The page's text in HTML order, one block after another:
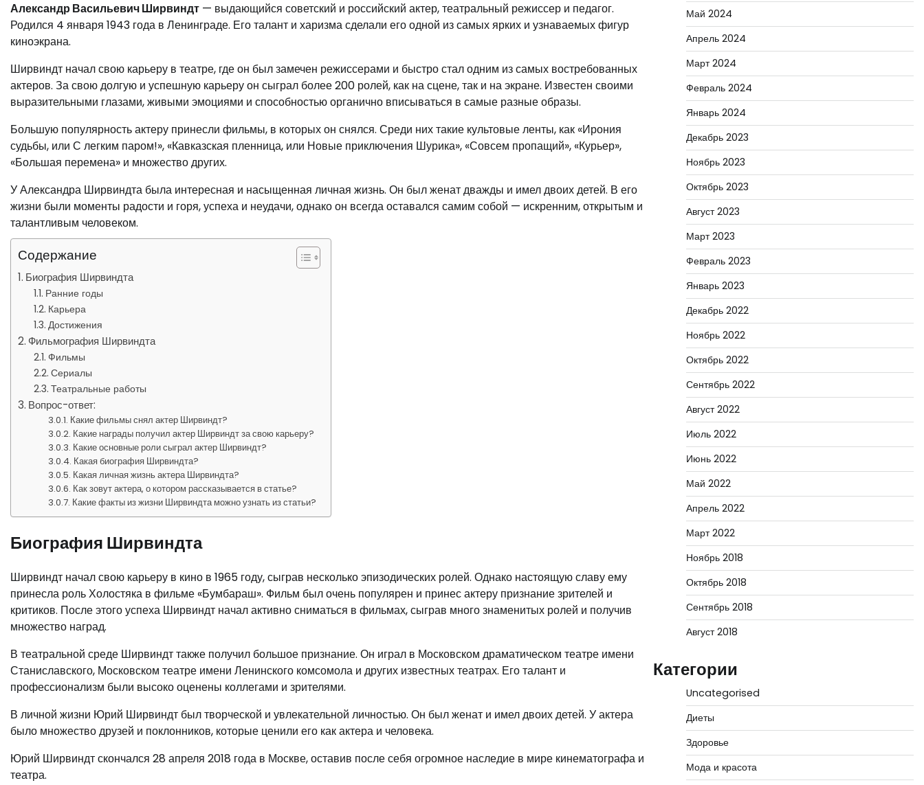
Александр Васильевич Ширвиндт — выдающийся советский и российский актер, театральный режиссер и педагог.
Родился 4 января 1943 года в Ленинграде. Его талант и харизма сделали его одной из самых ярких и узнаваемых фигур
киноэкрана.
Ширвиндт начал свою карьеру в театре, где он был замечен режиссерами и быстро стал одним из самых востребованных
актеров. За свою долгую и успешную карьеру он сыграл более 200 ролей, как на сцене, так и на экране. Известен своими
выразительными глазами, живыми эмоциями и способностью органично вписываться в самые разные образы.
Большую популярность актеру принесли фильмы, в которых он снялся. Среди них такие культовые ленты, как «Ирония
судьбы, или С легким паром!», «Кавказская пленница, или Новые приключения Шурика», «Совсем пропащий», «Курьер»,
«Большая перемена» и множество других.
У Александра Ширвиндта была интересная и насыщенная личная жизнь. Он был женат дважды и имел двоих детей. В его
жизни были моменты радости и горя, успеха и неудачи, однако он всегда оставался самим собой — искренним, открытым и
талантливым человеком.
Содержание
Биография Ширвиндта
Ранние годы
Карьера
Достижения
Фильмография Ширвиндта
Фильмы
Сериалы
Театральные работы
Вопрос-ответ:
Какие фильмы снял актер Ширвиндт?
Какие награды получил актер Ширвиндт за свою карьеру?
Какие основные роли сыграл актер Ширвиндт?
Какая биография Ширвиндта?
Какая личная жизнь актера Ширвиндта?
Как зовут актера, о котором рассказывается в статье?
Какие факты из жизни Ширвиндта можно узнать из статьи?
Биография Ширвиндта
Ширвиндт начал свою карьеру в кино в 1965 году, сыграв несколько эпизодических ролей. Однако настоящую славу ему
принесла роль Холостяка в фильме «Бумбараш». Фильм был очень популярен и принес актеру признание зрителей и
критиков. После этого успеха Ширвиндт начал активно сниматься в фильмах, сыграв много знаменитых ролей и получив
множество наград.
В театральной среде Ширвиндт также получил большое признание. Он играл в Московском драматическом театре имени
Станиславского, Московском театре имени Ленинского комсомола и других известных театрах. Его талант и
профессионализм были высоко оценены коллегами и зрителями.
В личной жизни Юрий Ширвиндт был творческой и увлекательной личностью. Он был женат и имел двоих детей. У актера
было множество друзей и поклонников, которые ценили его как актера и человека.
Юрий Ширвиндт скончался 28 апреля 2018 года в Москве, оставив после себя огромное наследие в мире кинематографа и
театра.
Май 2024
Апрель 2024
Март 2024
Февраль 2024
Январь 2024
Декабрь 2023
Ноябрь 2023
Октябрь 2023
Август 2023
Март 2023
Февраль 2023
Январь 2023
Декабрь 2022
Ноябрь 2022
Октябрь 2022
Сентябрь 2022
Август 2022
Июль 2022
Июнь 2022
Май 2022
Апрель 2022
Март 2022
Ноябрь 2018
Октябрь 2018
Сентябрь 2018
Август 2018
Категории
Uncategorised
Диеты
Здоровье
Мода и красота